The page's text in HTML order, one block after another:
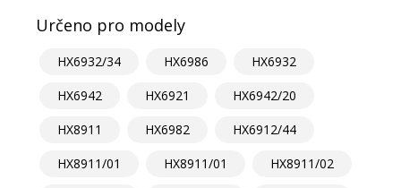
Určeno pro modely
HX6932/34 HX6986
HX6932
HX6942
HX6921
HX6942/20
HX8911
HX6982
HX6912/44
HX8911/01
HX8911/01
HX8911/02